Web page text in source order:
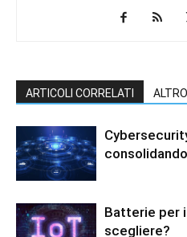
ARTICOLI CORRELATI
Batterie per
scegliere?